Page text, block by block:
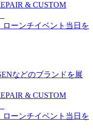
& CUSTOM
ーンチイベント当日を
などのブランドを展
& CUSTOM
ーンチイベント当日を